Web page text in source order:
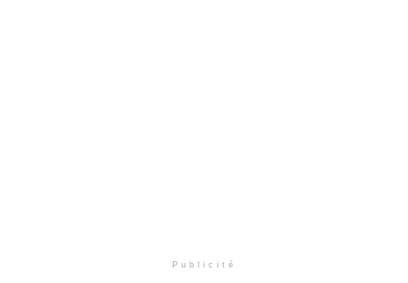
Publicité